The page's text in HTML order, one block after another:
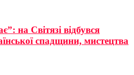
на Світязі відбувся
спадщини, мистецтва